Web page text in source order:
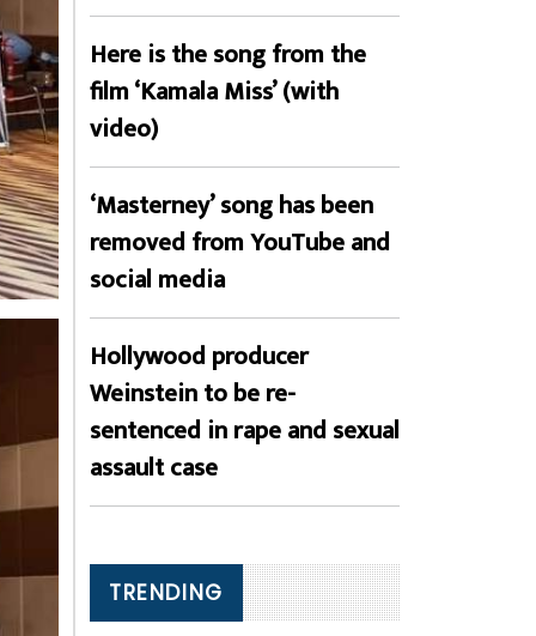
Here is the song from the
film ‘Kamala Miss’ (with
video)
‘Masterney’ song has been
removed from YouTube and
social media
Hollywood producer
Weinstein to be re-
sentenced in rape and sexual
assault case
TRENDING